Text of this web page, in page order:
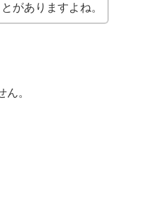
がありますよね。
。